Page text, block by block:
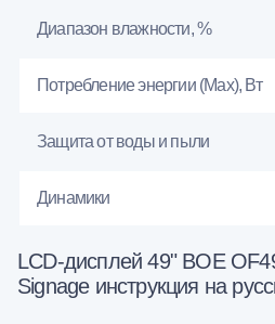
Диапазон влажности, %
Потребление энергии (Max), Вт
Защита от воды и пыли
Динамики
LCD-дисплей 49" BOE
Signage инструкция на